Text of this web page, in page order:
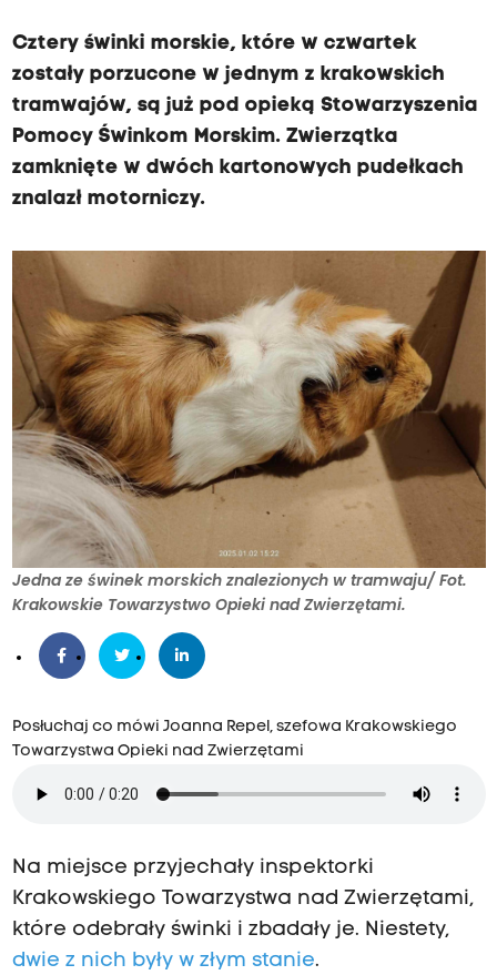
Cztery świnki morskie, które w czwartek
zostały porzucone w jednym z krakowskich
tramwajów, są już pod opieką Stowarzyszenia
Pomocy Świnkom Morskim. Zwierzątka
zamknięte w dwóch kartonowych pudełkach
znalazł motorniczy.
Jedna ze świnek morskich znalezionych w tramwaju/ Fot.
Krakowskie Towarzystwo Opieki nad Zwierzętami.
Posłuchaj co mówi Joanna Repel, szefowa Krakowskiego
Towarzystwa Opieki nad Zwierzętami
Na miejsce przyjechały inspektorki
Krakowskiego Towarzystwa nad Zwierzętami,
które odebrały świnki i zbadały je. Niestety,
dwie z nich były w złym stanie.